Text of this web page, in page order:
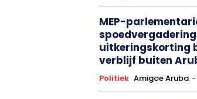
MEP-
uitkeringskorting
verblijf buiten
Politiek Amigoe Aruba -